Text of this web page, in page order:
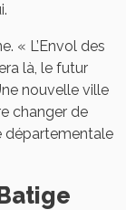
« L’Envol des
là, le futur
nouvelle ville
changer de
départementale